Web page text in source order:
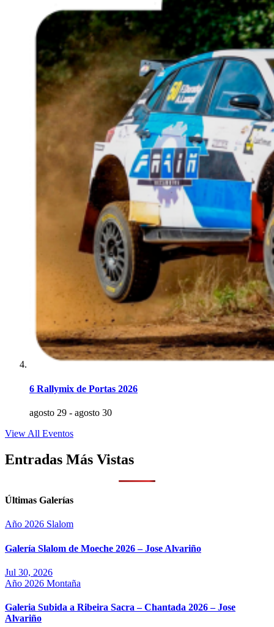
6 Rallymix de Portas 2026
agosto 29 - agosto 30
View All Eventos
Entradas Más Vistas
Últimas Galerías
Año 2026 Slalom
Galería Slalom de Moeche 2026 – Jose Alvariño
Jul 30, 2026
Año 2026 Montaña
Galeria Subida a Ribeira Sacra – Chantada 2026 – Jose
Alvariño